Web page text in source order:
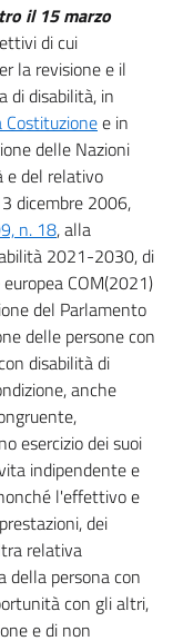
il 15 marzo
di cui
la revisione e il
di disabilità, in
Costituzionee in
delle Nazioni
e del relativo
dicembre 2006,
n. 18, alla
2021-2030, di
COM(2021)
del Parlamento
delle persone con
disabilità di
anche
esercizio dei suoi
indipendente e
l'effettivo e
dei
relativa
della persona con
con gli altri,
e di non